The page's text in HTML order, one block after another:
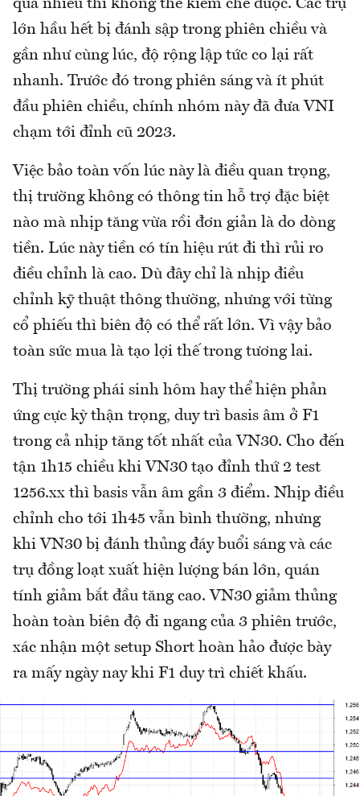
quá nhiều thì không thể kiềm chế được. Các trụ
lớn hầu hết bị đánh sập trong phiên chiều và
gần như cùng lúc, độ rộng lập tức co lại rất
nhanh. Trước đó trong phiên sáng và ít phút
đầu phiên chiều, chính nhóm này đã đưa VNI
chạm tới đỉnh cũ 2023.
Việc bảo toàn vốn lúc này là điều quan trọng,
thị trường không có thông tin hỗ trợ đặc biệt
nào mà nhịp tăng vừa rồi đơn giản là do dòng
tiền. Lúc này tiền có tín hiệu rút đi thì rủi ro
điều chỉnh là cao. Dù đây chỉ là nhịp điều
chỉnh kỹ thuật thông thường, nhưng với từng
cổ phiếu thì biên độ có thể rất lớn. Vì vậy bảo
toàn sức mua là tạo lợi thế trong tương lai.
Thị trường phái sinh hôm hay thể hiện phản
ứng cực kỳ thận trọng, duy trì basis âm ở F1
trong cả nhịp tăng tốt nhất của VN30. Cho đến
tận 1h15 chiều khi VN30 tạo đỉnh thứ 2 test
1256.xx thì basis vẫn âm gần 3 điểm. Nhịp điều
chỉnh cho tới 1h45 vẫn bình thường, nhưng
khi VN30 bị đánh thủng đáy buổi sáng và các
trụ đồng loạt xuất hiện lượng bán lớn, quán
tính giảm bắt đầu tăng cao. VN30 giảm thủng
hoàn toàn biên độ đi ngang của 3 phiên trước,
xác nhận một setup Short hoàn hảo được bày
ra mấy ngày nay khi F1 duy trì chiết khấu.